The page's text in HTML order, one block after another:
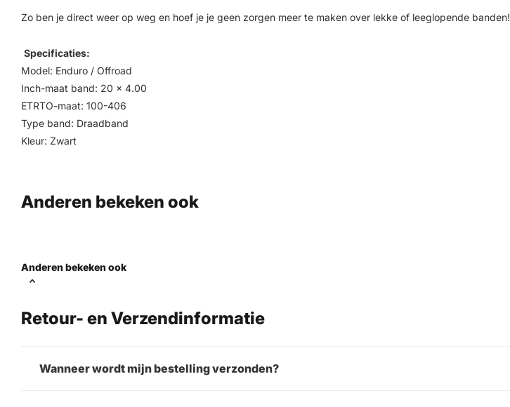
Zo ben je direct weer op weg en hoef je je geen zorgen meer te maken over lekke of leeglopende banden!
Specificaties:
Model: Enduro / Offroad
Inch-maat band: 20 x 4.00
ETRTO-maat: 100-406
Type band: Draadband
Kleur: Zwart
Anderen bekeken ook
Anderen bekeken ook
Retour- en Verzendinformatie
Wanneer wordt mijn bestelling verzonden?